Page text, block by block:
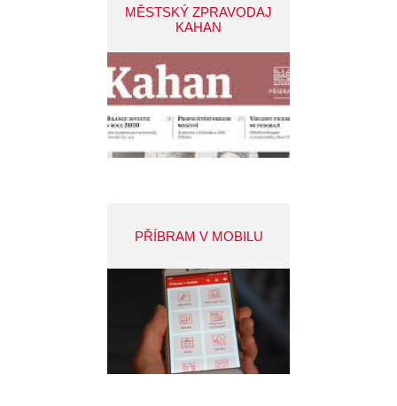
MĚSTSKÝ ZPRAVODAJ
KAHAN
PŘÍBRAM V MOBILU